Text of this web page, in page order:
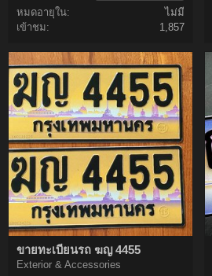
หมดอายุใน:
ไม่มี
เข้าชม:
1,857
ขายทะเบียนรถ ฆญ 4455
Exterior & Accessories